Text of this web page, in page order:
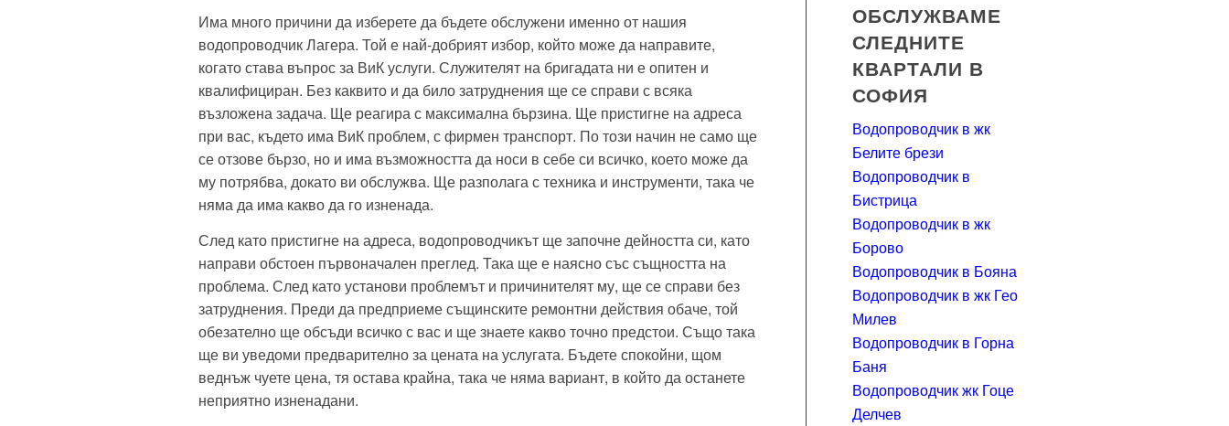
Има много причини да изберете да бъдете обслужени именно от нашия
водопроводчик Лагера. Той е най-добрият избор, който може да направите,
когато става въпрос за ВиК услуги. Служителят на бригадата ни е опитен и
квалифициран. Без каквито и да било затруднения ще се справи с всяка
възложена задача. Ще реагира с максимална бързина. Ще пристигне на адреса
при вас, където има ВиК проблем, с фирмен транспорт. По този начин не само ще
се отзове бързо, но и има възможността да носи в себе си всичко, което може да
му потрябва, докато ви обслужва. Ще разполага с техника и инструменти, така че
няма да има какво да го изненада.
След като пристигне на адреса, водопроводчикът ще започне дейността си, като
направи обстоен първоначален преглед. Така ще е наясно със същността на
проблема. След като установи проблемът и причинителят му, ще се справи без
затруднения. Преди да предприеме същинските ремонтни действия обаче, той
обезателно ще обсъди всичко с вас и ще знаете какво точно предстои. Също така
ще ви уведоми предварително за цената на услугата. Бъдете спокойни, щом
веднъж чуете цена, тя остава крайна, така че няма вариант, в който да останете
неприятно изненадани.
ОБСЛУЖВАМЕ
СЛЕДНИТЕ
КВАРТАЛИ В
СОФИЯ
Водопроводчик в жк
Белите брези
Водопроводчик в
Бистрица
Водопроводчик в жк
Борово
Водопроводчик в Бояна
Водопроводчик в жк Гео
Милев
Водопроводчик в Горна
Баня
Водопроводчик жк Гоце
Делчев